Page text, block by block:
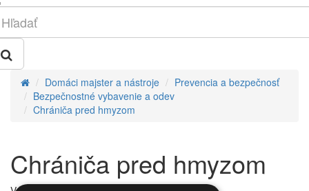
Domáci majster a nástroje
Prevencia a bezpečnosť
Bezpečnostné vybavenie a odev
Chrániča pred hmyzom
Chrániča pred hmyzom